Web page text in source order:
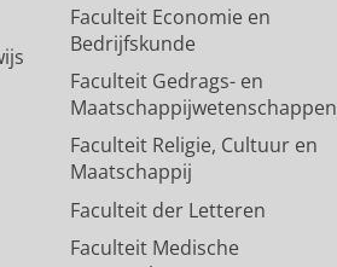
Faculteit Economie en
Bedrijfskunde
Faculteit Gedrags- en
Maatschappijwetenschappen
Faculteit Religie, Cultuur en
Maatschappij
Faculteit der Letteren
Faculteit Medische